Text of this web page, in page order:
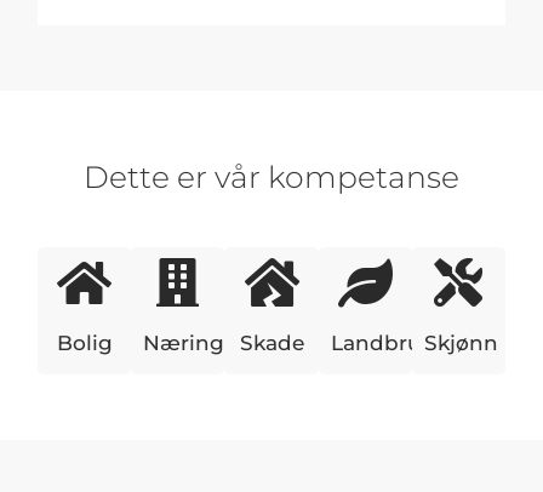
Dette er vår kompetanse
Bolig Næring Skade LandbrukSkjønn